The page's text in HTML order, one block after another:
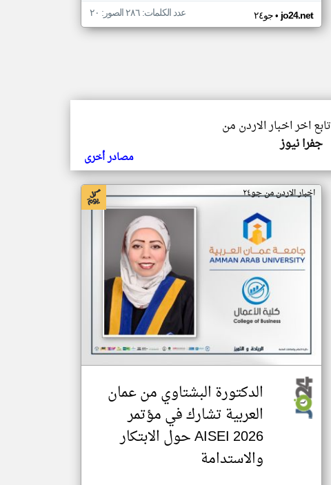
جو٢٤•jo24.net عدد الكلمات: ٢٨٦ الصور: ٢٠
تابع اخر اخبار الاردن من
جفرا نيوز
مصادر أخرى
اخبار الاردن من جو٢٤
الدكتورة البشتاوي من عمان
العربية تشارك في مؤتمر
AISEI 2026 حول الابتكار
والاستدامة